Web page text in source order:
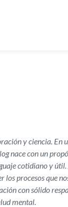
y ciencia. En
nace con un
cotidiano y
los procesos que
con sólido
mental.